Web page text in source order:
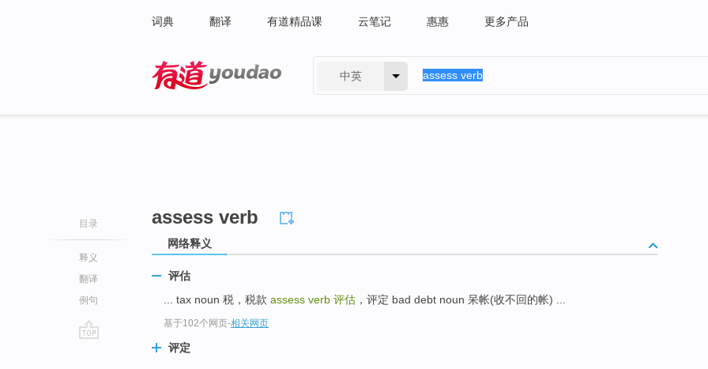
词典 翻译 有道精品课 云笔记 惠惠 更多产品
中英
目录
释义
翻译
例句
assess verb
网络释义
评估
... tax noun 税，税款 assess verb 评估 ，评定 bad debt noun 呆帐(收不回的帐) ...
基于102个网页-相关网页
评定